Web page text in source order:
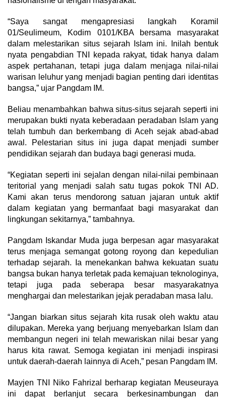
“Saya sangat mengapresiasi langkah Koramil
01/Seulimeum, Kodim 0101/KBA bersama masyarakat
dalam melestarikan situs sejarah Islam ini. Inilah bentuk
nyata pengabdian TNI kepada rakyat, tidak hanya dalam
aspek pertahanan, tetapi juga dalam menjaga nilai-nilai
warisan leluhur yang menjadi bagian penting dari identitas
bangsa,” ujar Pangdam IM.
Beliau menambahkan bahwa situs-situs sejarah seperti ini
merupakan bukti nyata keberadaan peradaban Islam yang
telah tumbuh dan berkembang di Aceh sejak abad-abad
awal. Pelestarian situs ini juga dapat menjadi sumber
pendidikan sejarah dan budaya bagi generasi muda.
“Kegiatan seperti ini sejalan dengan nilai-nilai pembinaan
teritorial yang menjadi salah satu tugas pokok TNI AD.
Kami akan terus mendorong satuan jajaran untuk aktif
dalam kegiatan yang bermanfaat bagi masyarakat dan
lingkungan sekitarnya,” tambahnya.
Pangdam Iskandar Muda juga berpesan agar masyarakat
terus menjaga semangat gotong royong dan kepedulian
terhadap sejarah. Ia menekankan bahwa kekuatan suatu
bangsa bukan hanya terletak pada kemajuan teknologinya,
tetapi juga pada seberapa besar masyarakatnya
menghargai dan melestarikan jejak peradaban masa lalu.
“Jangan biarkan situs sejarah kita rusak oleh waktu atau
dilupakan. Mereka yang berjuang menyebarkan Islam dan
membangun negeri ini telah mewariskan nilai besar yang
harus kita rawat. Semoga kegiatan ini menjadi inspirasi
untuk daerah-daerah lainnya di Aceh,” pesan Pangdam IM.
Mayjen TNI Niko Fahrizal berharap kegiatan Meuseuraya
ini dapat berlanjut secara berkesinambungan dan